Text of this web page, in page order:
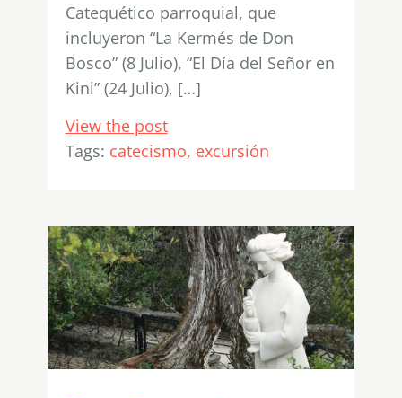
Catequético parroquial, que
incluyeron “La Kermés de Don
Bosco” (8 Julio), “El Día del Señor en
Kini” (24 Julio), […]
View the post
Tags: catecismo excursión